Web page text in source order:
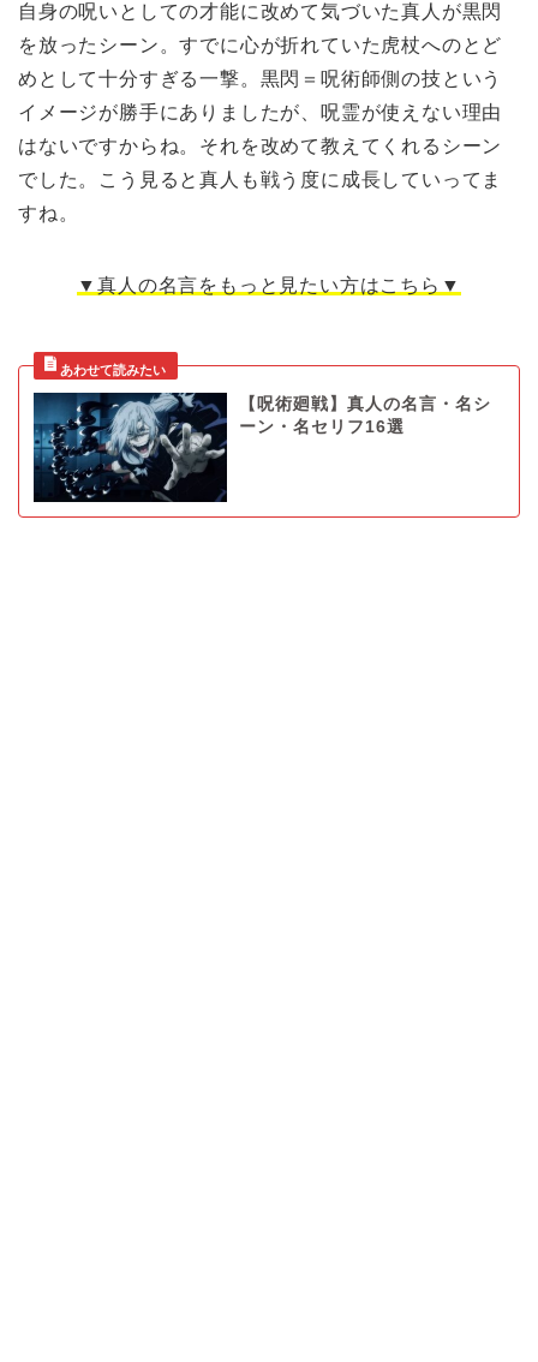
自身の呪いとしての才能に改めて気づいた真人が黒閃
を放ったシーン。すでに心が折れていた虎杖へのとど
めとして十分すぎる一撃。黒閃＝呪術師側の技という
イメージが勝手にありましたが、呪霊が使えない理由
はないですからね。それを改めて教えてくれるシーン
でした。こう見ると真人も戦う度に成長していってま
すね。
▼真人の名言をもっと見たい方はこちら▼
【呪術廻戦】真人の名言・名シ
ーン・名セリフ16選